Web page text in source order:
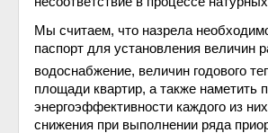
Мы считаем, что назрела
паспорт для установления величин
водоснабжение, величин годового
площади квартир, а также наметить
энергоэффективности каждого из
снижения при выполнении ряда